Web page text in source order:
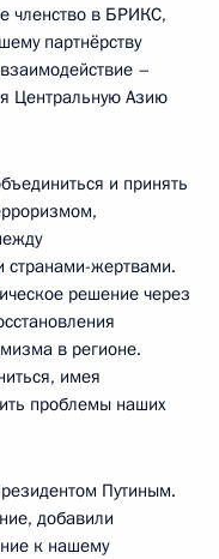
членство в БРИКС,
партнёрству
–
Центральную Азию
и принять
странами-жертвами.
решение через
в регионе.
имея
проблемы наших
Путиным.
добавили
к нашему